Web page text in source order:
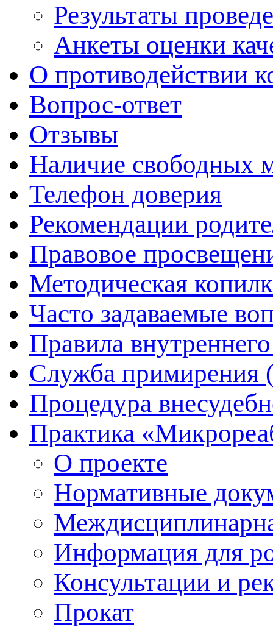
Результаты
Анкеты оценки
О противодействии
Вопрос-ответ
Отзывы
Наличие свободных
Телефон доверия
Рекомендации
Правовое
Методическая
Часто задаваемые
Правила
Служба примирения
Процедура
Практика
О проекте
Нормативные
Информация для
Консультации и
Прокат